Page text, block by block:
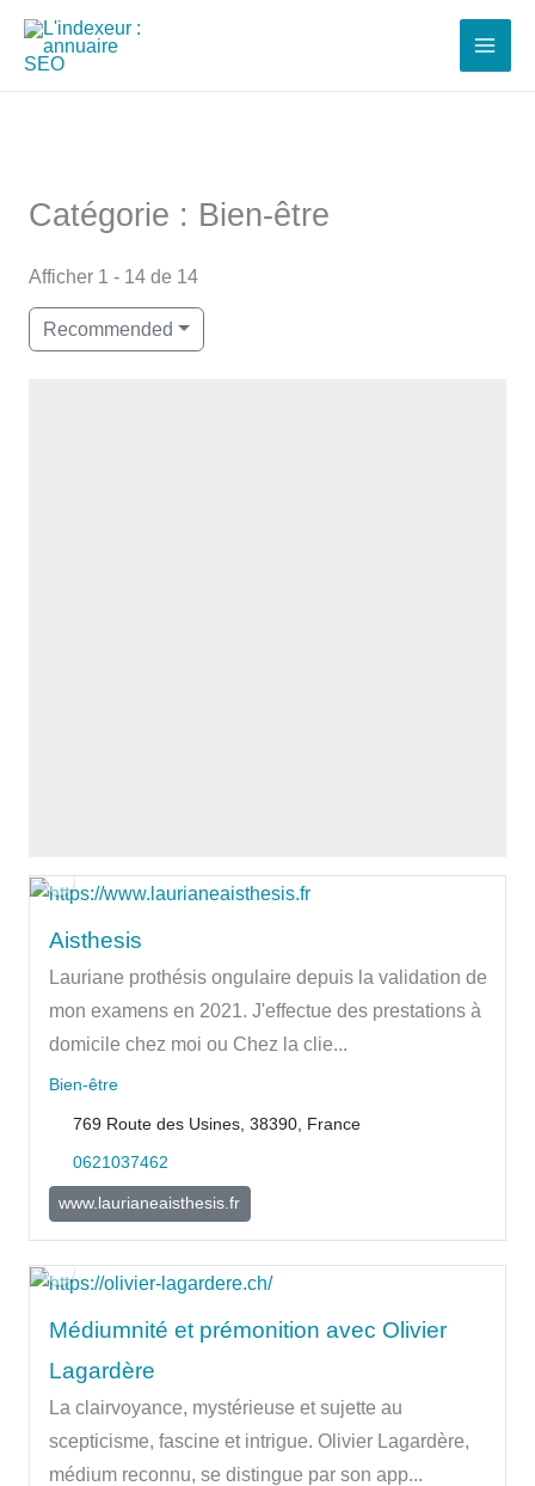
Aller
Catégorie : Bien-être
Afficher 1 - 14 de 14
Recommended
Aisthesis
Lauriane prothésis ongulaire depuis la validation de
mon examens en 2021. J'effectue des prestations à
domicile chez moi ou Chez la clie...
Bien-être
769 Route des Usines, 38390, France
0621037462
www.laurianeaisthesis.fr
Médiumnité et prémonition avec Olivier
Lagardère
La clairvoyance, mystérieuse et sujette au
scepticisme, fascine et intrigue. Olivier Lagardère,
médium reconnu, se distingue par son app...